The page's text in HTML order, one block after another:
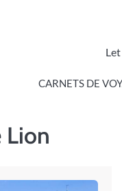
CARNETS DE
Lion